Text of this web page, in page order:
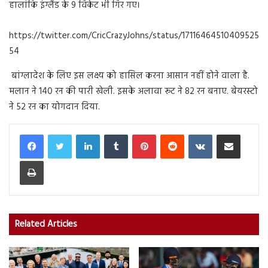
हालांकि इंग्लैंड के 9 विकेट भी गिर गए।
https://twitter.com/CricCrazyJohns/status/17116464510409525
54
बांग्लादेश के लिए इस लक्ष्य को हासिल करना आसान नहीं होने वाला है.
मलान ने 140 रन की पारी खेली. इसके अलावा रूट ने 82 रन बनाए. बेयरस्टो
ने 52 रन का योगदान दिया.
LinkedInTumblr PinterestReddit VKontakteShare via Email
Print
Related Articles